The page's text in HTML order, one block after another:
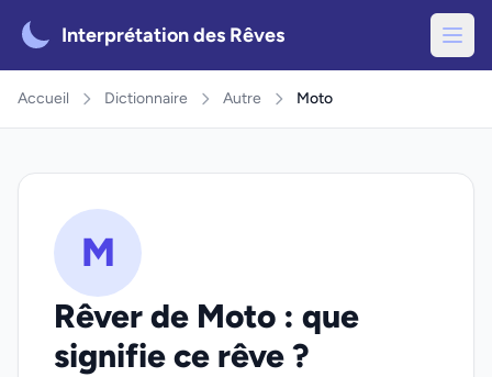
Interprétation des Rêves
Accueil Dictionnaire Autre Moto
M
Rêver de Moto : que
signifie ce rêve ?